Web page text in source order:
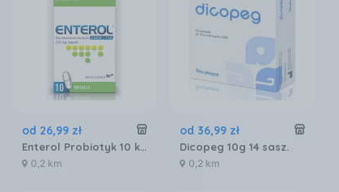
od 26,99 zł
Enterol Probiotyk 10 kapsułek 250 mg
0,2 km
od 36,99 zł
Dicopeg 10g 14 sasz.
0,2 km